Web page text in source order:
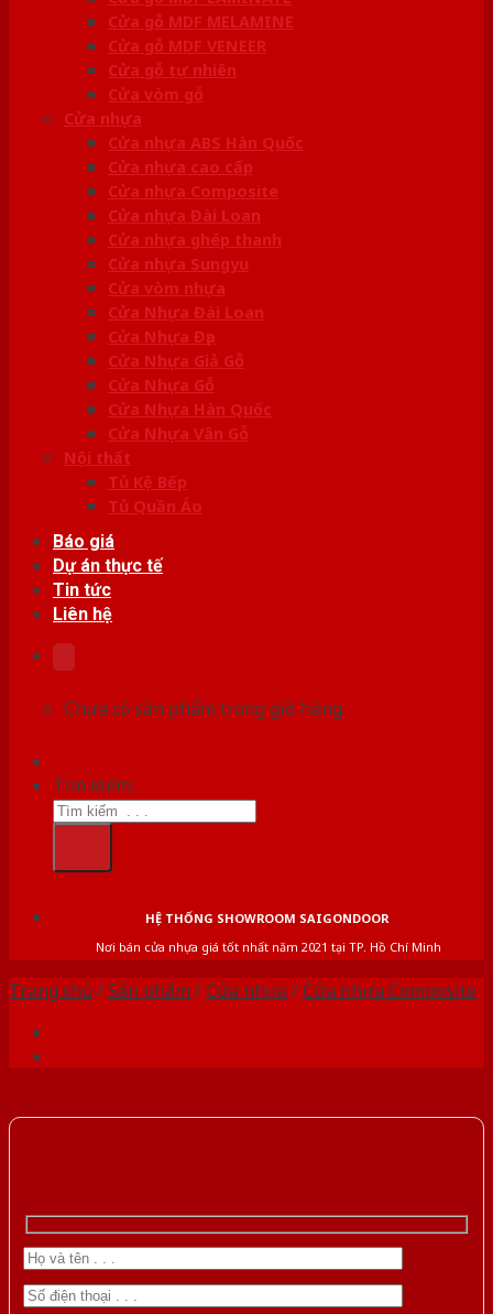
Cửa gỗ MDF MELAMINE
Cửa gỗ MDF VENEER
Cửa gỗ tự nhiên
Cửa vòm gỗ
Cửa nhựa
Cửa nhựa ABS Hàn Quốc
Cửa nhựa cao cấp
Cửa nhựa Composite
Cửa nhựa Đài Loan
Cửa nhựa ghép thanh
Cửa nhựa Sungyu
Cửa vòm nhựa
Cửa Nhựa Đài Loan
Cửa Nhựa Đẹp
Cửa Nhựa Giả Gỗ
Cửa Nhựa Gỗ
Cửa Nhựa Hàn Quốc
Cửa Nhựa Vân Gỗ
Nội thất
Tủ Kệ Bếp
Tủ Quần Áo
Báo giá
Dự án thực tế
Tin tức
Liên hệ
Chưa có sản phẩm trong giỏ hàng.
Tìm kiếm:
HỆ THỐNG SHOWROOM SAIGONDOOR
Nơi bán cửa nhựa giá tốt nhất năm 2021 tại TP. Hồ Chí Minh
Trang chủ /Sản phẩm /Cửa nhựa /Cửa nhựa Composite